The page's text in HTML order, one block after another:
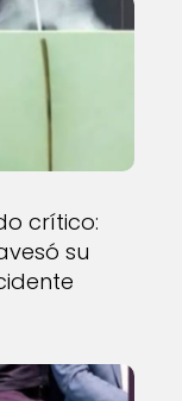
crítico:
su